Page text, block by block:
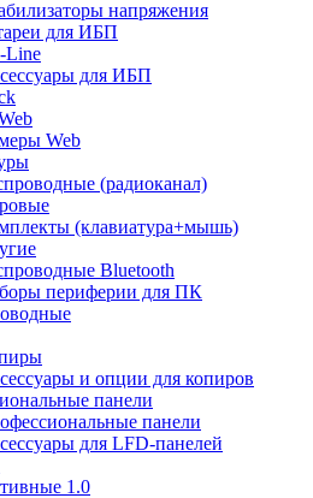
напряжения
для ИБП
Line
для ИБП
Web
(радиоканал)
(клавиатура+мышь)
Bluetooth
периферии для ПК
и опции для копиров
панели
панели
для LFD-панелей
1.0